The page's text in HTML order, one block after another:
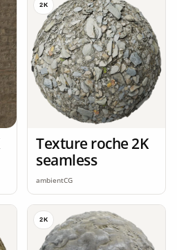
2K
Texture roche 2K
seamless
ambientCG
2K